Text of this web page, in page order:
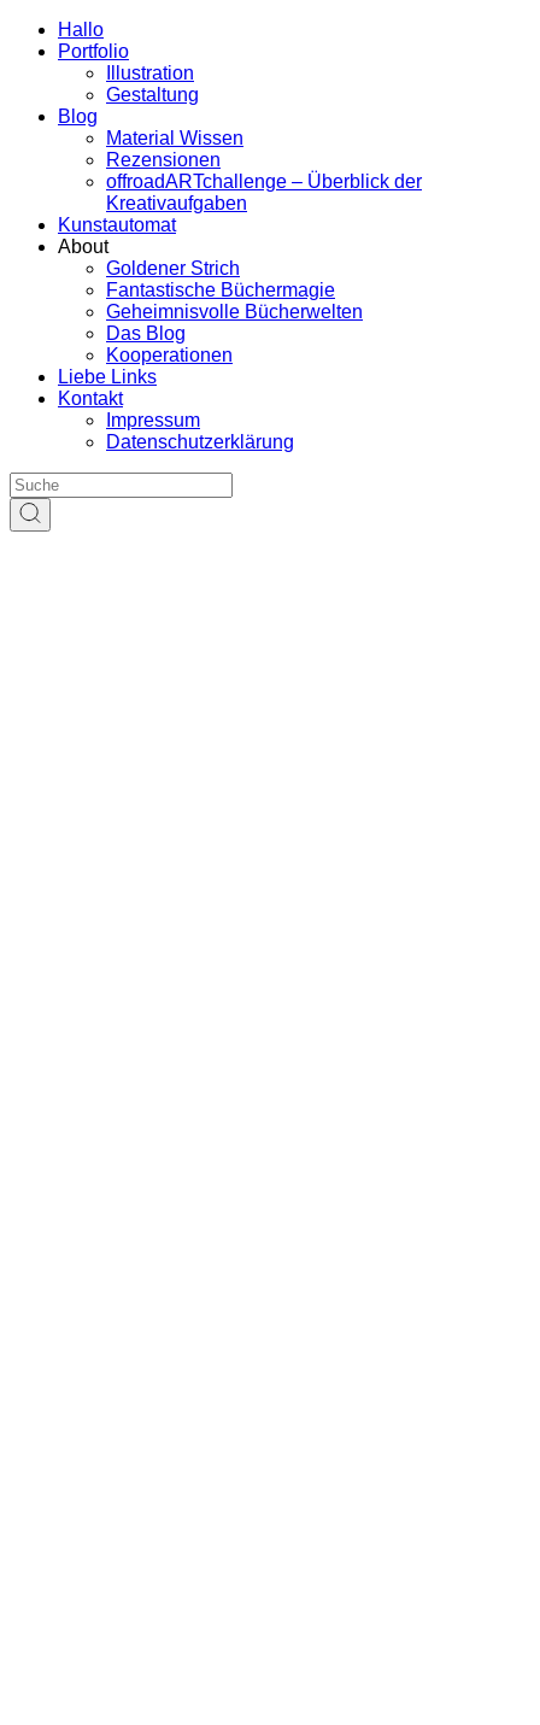
Hallo
Portfolio
Illustration
Gestaltung
Blog
Material Wissen
Rezensionen
offroadARTchallenge – Überblick der
Kreativaufgaben
Kunstautomat
About
Goldener Strich
Fantastische Büchermagie
Geheimnisvolle Bücherwelten
Das Blog
Kooperationen
Liebe Links
Kontakt
Impressum
Datenschutzerklärung